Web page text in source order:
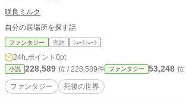
咲良ミルク
自分の居場所を探す話
ファンタジー 完結 ｼｮｰﾄｼｮｰﾄ
24h.ポイント 0pt
小説 228,589 位 / 228,589件 ファンタジー 53,248 位
ファンタジー 死後の世界